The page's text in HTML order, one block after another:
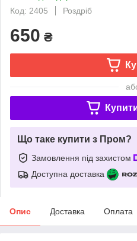
Код: 2405
Роздріб
650 ₴
Що таке купити з Пром?
Замовлення під захистом
Доступна доставка
Опис Доставка Оплата